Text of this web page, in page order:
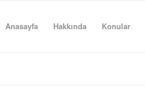
Anasayfa Hakkında Konular